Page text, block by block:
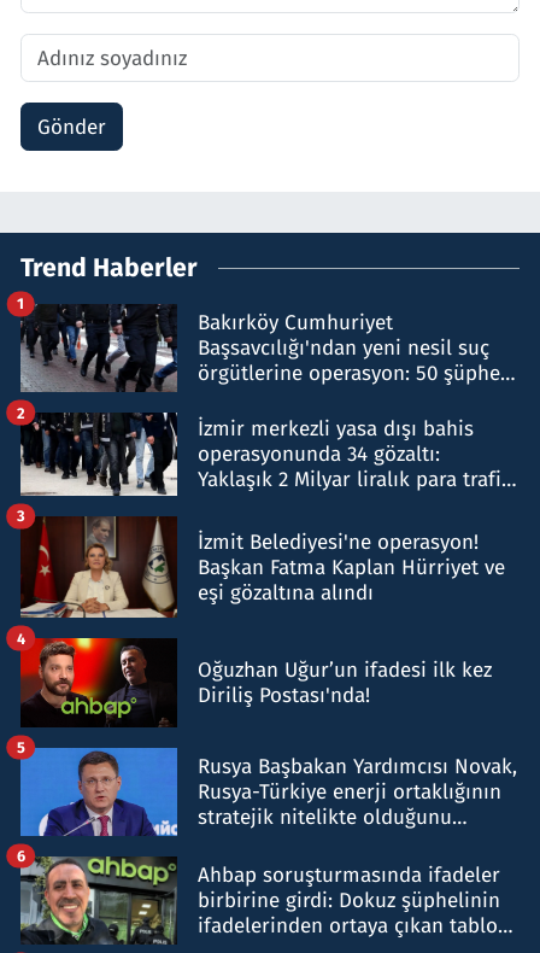
Gönder
Trend Haberler
Bakırköy Cumhuriyet
Başsavcılığı'ndan yeni nesil suç
örgütlerine operasyon: 50 şüpheli
1
İzmir merkezli yasa dışı bahis
operasyonunda 34 gözaltı:
Yaklaşık 2 Milyar liralık para trafiği
2
İzmit Belediyesi'ne operasyon!
Başkan Fatma Kaplan Hürriyet ve
eşi gözaltına alındı
3
Oğuzhan Uğur’un ifadesi ilk kez
Diriliş Postası'nda!
4
Rusya Başbakan Yardımcısı Novak,
Rusya-Türkiye enerji ortaklığının
stratejik nitelikte olduğunu
5
Ahbap soruşturmasında ifadeler
birbirine girdi: Dokuz şüphelinin
ifadelerinden ortaya çıkan tablo
6